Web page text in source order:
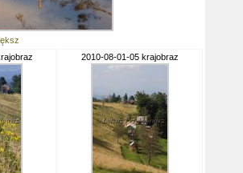
2010-08-01-05 krajobraz